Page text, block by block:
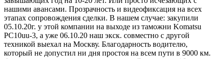
нашими авансами. Прозрачность и видеофиксация на всех
этапах сопровождения сделки. В нашем случае: закупили
05.10.20г. у этой компании на выходе из таможни Komatsu
PC10uu-3, а уже 06.10.20 наш экск. совместно с другой
техникой выехал на Москву. Благодарность водителю,
который не допустил ни дня простоя на всем пути в 9000 км.